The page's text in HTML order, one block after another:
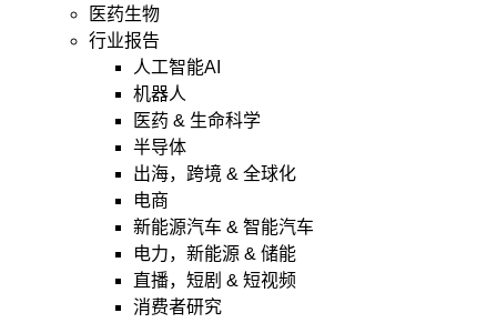
医药生物
行业报告
人工智能AI
机器人
医药 & 生命科学
半导体
出海，跨境 & 全球化
电商
新能源汽车 & 智能汽车
电力，新能源 & 储能
直播，短剧 & 短视频
消费者研究